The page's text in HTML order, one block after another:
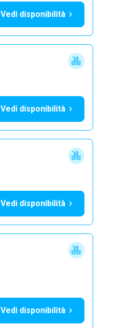
Vedi disponibilità
Vedi disponibilità
Vedi disponibilità
Vedi disponibilità